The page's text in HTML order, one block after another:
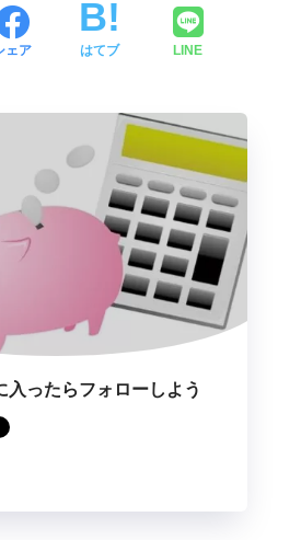
ェア はてブ LINE
入ったらフォローしよう